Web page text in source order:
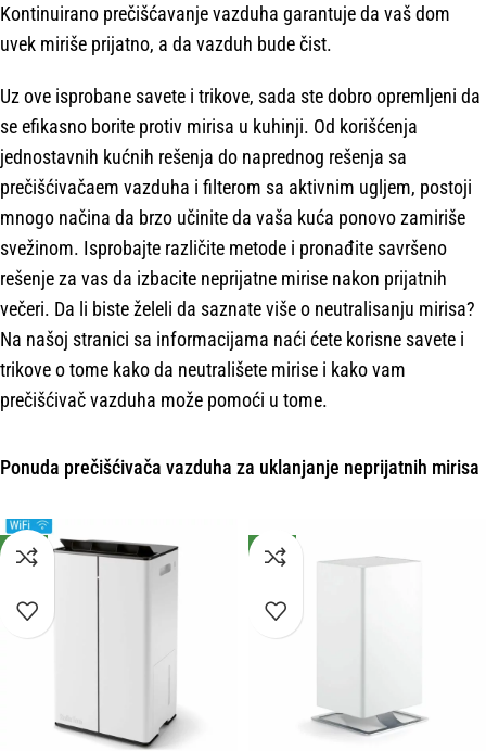
Kontinuirano prečišćavanje vazduha garantuje da vaš dom
uvek miriše prijatno, a da vazduh bude čist.
Uz ove isprobane savete i trikove, sada ste dobro opremljeni da
se efikasno borite protiv mirisa u kuhinji. Od korišćenja
jednostavnih kućnih rešenja do naprednog rešenja sa
prečišćivačaem vazduha i filterom sa aktivnim ugljem, postoji
mnogo načina da brzo učinite da vaša kuća ponovo zamiriše
svežinom. Isprobajte različite metode i pronađite savršeno
rešenje za vas da izbacite neprijatne mirise nakon prijatnih
večeri. Da li biste želeli da saznate više o neutralisanju mirisa?
Na našoj stranici sa informacijama naći ćete korisne savete i
trikove o tome kako da neutrališete mirise i kako vam
prečišćivač vazduha može pomoći u tome.
Ponuda prečišćivača vazduha za uklanjanje neprijatnih mirisa
NOVO NOVO